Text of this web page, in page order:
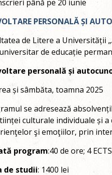
până pe 20 iunie
PERSONALĂ ȘI
de Litere a Universității
de educație
personală și
și sâmbăta, toamna 2025
se adresează
culturale individuale și
şi emoţiilor, prin
program:40 de ore; 4 ECTS
de studii: 1400 lei